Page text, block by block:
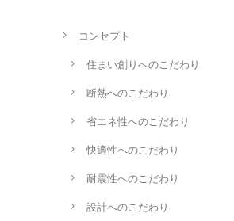
コンセプト
住まい創りへのこだわり
断熱へのこだわり
省エネ性へのこだわり
快適性へのこだわり
耐震性へのこだわり
設計へのこだわり